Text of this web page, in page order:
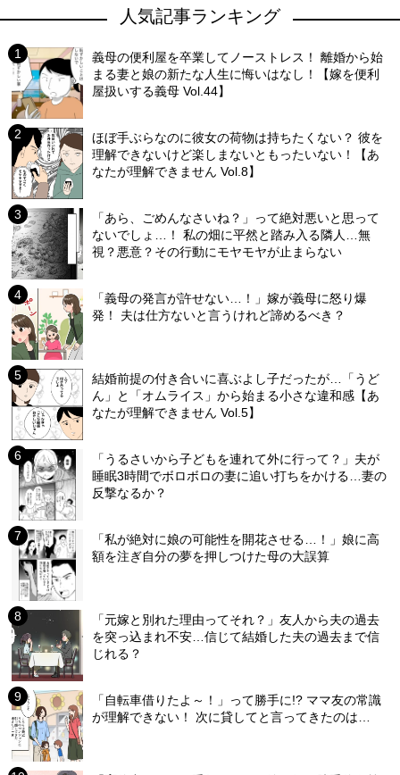
人気記事ランキング
義母の便利屋を卒業してノーストレス！ 離婚から始
まる妻と娘の新たな人生に悔いはなし！【嫁を便利
屋扱いする義母 Vol.44】
ほぼ手ぶらなのに彼女の荷物は持ちたくない？ 彼を
理解できないけど楽しまないともったいない！【あ
なたが理解できません Vol.8】
「あら、ごめんなさいね？」って絶対悪いと思って
ないでしょ…！ 私の畑に平然と踏み入る隣人…無
視？悪意？その行動にモヤモヤが止まらない
「義母の発言が許せない…！」嫁が義母に怒り爆
発！ 夫は仕方ないと言うけれど諦めるべき？
結婚前提の付き合いに喜ぶよし子だったが…「うど
ん」と「オムライス」から始まる小さな違和感【あ
なたが理解できません Vol.5】
「うるさいから子どもを連れて外に行って？」夫が
睡眠3時間でボロボロの妻に追い打ちをかける…妻の
反撃なるか？
「私が絶対に娘の可能性を開花させる…！」娘に高
額を注ぎ自分の夢を押しつけた母の大誤算
「元嫁と別れた理由ってそれ？」友人から夫の過去
を突っ込まれ不安…信じて結婚した夫の過去まで信
じれる？
「自転車借りたよ～！」って勝手に!? ママ友の常識
が理解できない！ 次に貸してと言ってきたのは…